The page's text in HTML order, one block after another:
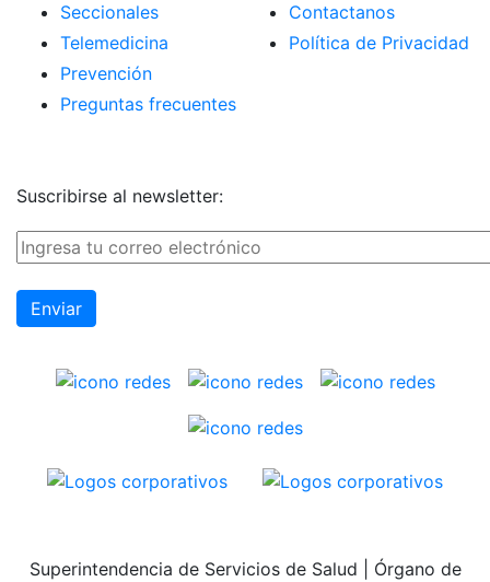
Seccionales
Telemedicina
Prevención
Preguntas frecuentes
Contactanos
Política de Privacidad
Suscribirse al newsletter:
Superintendencia de Servicios de Salud | Órgano de